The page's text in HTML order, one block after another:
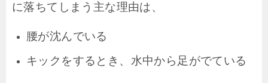
に落ちてしまう主な理由は、
腰が沈んでいる
キックをするとき、水中から足がでている